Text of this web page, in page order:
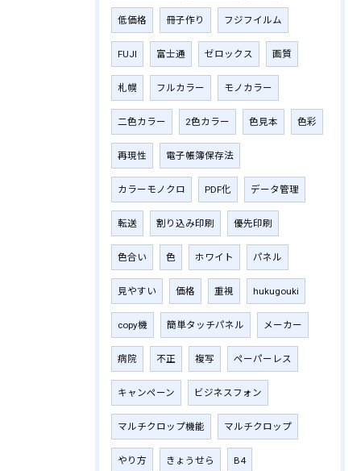
低価格 冊子作り フジフイルム
FUJI 富士通 ゼロックス 画質
札幌 フルカラー モノカラー
二色カラー 2色カラー 色見本 色彩
再現性 電子帳簿保存法
カラーモノクロ PDF化 データ管理
転送 割り込み印刷 優先印刷
色合い 色 ホワイト パネル
見やすい 価格 重視 hukugouki
copy機 簡単タッチパネル メーカー
病院 不正 複写 ペーパーレス
キャンペーン ビジネスフォン
マルチクロップ機能 マルチクロップ
やり方 きょうせら B4